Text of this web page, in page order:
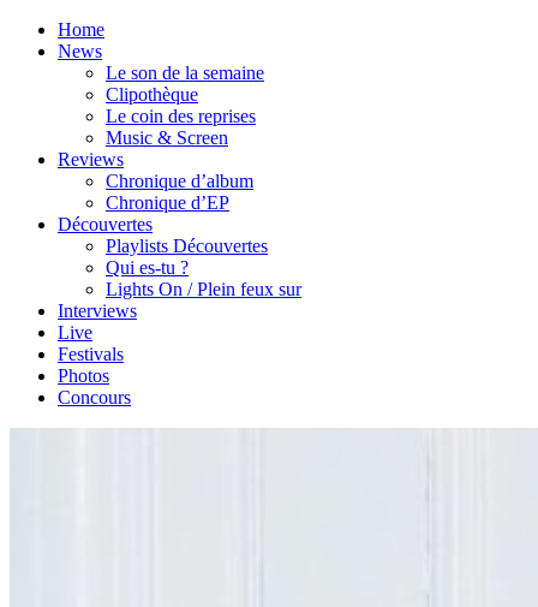
Home
News
Le son de la semaine
Clipothèque
Le coin des reprises
Music & Screen
Reviews
Chronique d’album
Chronique d’EP
Découvertes
Playlists Découvertes
Qui es-tu ?
Lights On / Plein feux sur
Interviews
Live
Festivals
Photos
Concours